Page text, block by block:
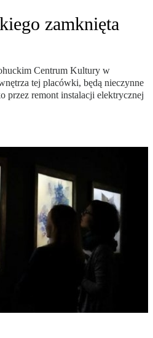
zamknięta
Centrum Kultury w
tej placówki, będą nieczynne
przez remont instalacji elektrycznej